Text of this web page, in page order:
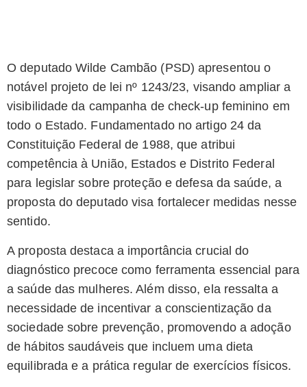
O deputado Wilde Cambão (PSD) apresentou o
notável projeto de lei nº 1243/23, visando ampliar a
visibilidade da campanha de check-up feminino em
todo o Estado. Fundamentado no artigo 24 da
Constituição Federal de 1988, que atribui
competência à União, Estados e Distrito Federal
para legislar sobre proteção e defesa da saúde, a
proposta do deputado visa fortalecer medidas nesse
sentido.
A proposta destaca a importância crucial do
diagnóstico precoce como ferramenta essencial para
a saúde das mulheres. Além disso, ela ressalta a
necessidade de incentivar a conscientização da
sociedade sobre prevenção, promovendo a adoção
de hábitos saudáveis que incluem uma dieta
equilibrada e a prática regular de exercícios físicos.